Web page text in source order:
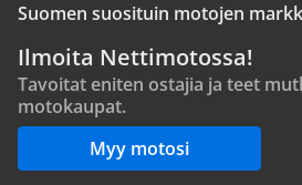
Suomen suosituin motojen
Ilmoita Nettimotossa!
Tavoitat eniten ostajia ja teet
motokaupat.
Myy motosi